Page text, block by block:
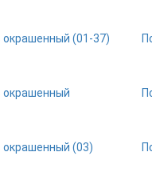
окрашенный (01-37)
окрашенный
окрашенный (03)